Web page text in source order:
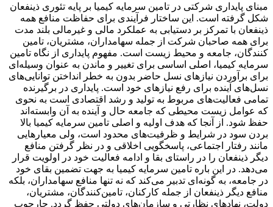
مبنای پایداری شرکتی در تامین سرمایه کیمیا بر پایه تئوری ذینفعان
شکل گرفته است. این ساختار فرآیندی برای حفاظت منافع همه
ذینفعان با تمرکز بر دستیابی به عملکرد مالی و غیرمالی بلند مدت
برای همه صاحبان شرکت از جمله سهامداران، مشتریان، تامین
کنندگان، جامعه و محیط زیست است. مفهوم پایداری از نگاه تامین
سرمایه کیمیا، اصلی اساسی برای تغییر و ماندن به عنوان وسیله‌ای
برای برآوردن نیازهای نسل حاضر بدون به خطر انداختن توانایی‌های
نسل‌های آینده برای رفع نیازهای خود است. پایداری در برگیرنده
تمامی فعالیت‌های مربوط به تولید و رشد اقتصادی است به نحوی
که عوامل زیست محیطی که جامعه حال و آینده به آن وابسته‌اند
حفظ شود. از آنجا که هدف اولیه و اصلی تامین سرمایه کیمیا بالا
بردن سود در شرایط و ظرفیت‌های محدود است، ولی معیارهایی
مانند رفتار اجتماعی، پاسخگویی اخلاقی و در نظر گرفتن منافع
دیگر ذینفعان را در راستای بقا و ادامه فعالیت خود در اولویت قرار
می‌دهد. در این باره تامین سرمایه کیمیا به جهت تضمین بقای خود
در جامعه، به گونه‌ای تدبیر می‌کند که نه تنها منافع سهامداران، بلکه
منافع دیگر ذینفعان از جمله کارکنان، تامین‌کنندگان، مشتریان،
دولت، نهادهای نظارتی و سازمان‌های دولتی حفظ گردد. چارچوب